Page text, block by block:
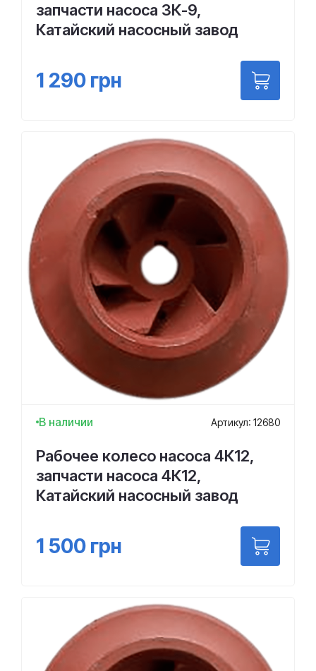
запчасти насоса 3К-9,
Катайский насосный завод
1 290 грн
В наличии Артикул: 12680
Рабочее колесо насоса 4К12,
запчасти насоса 4К12,
Катайский насосный завод
1 500 грн